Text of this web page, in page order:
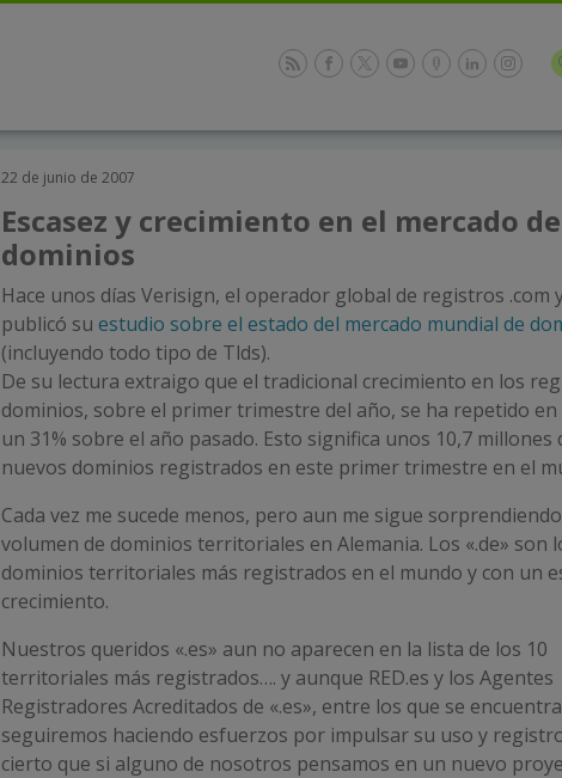
22 de junio de 2007
Escasez y crecimiento en el mercado de
dominios
Hace unos días Verisign, el operador global de registros .com
publicó su estudio sobre el estado del mercado mundial de
(incluyendo todo tipo de Tlds).
De su lectura extraigo que el tradicional crecimiento en los
dominios, sobre el primer trimestre del año, se ha repetido en
un 31% sobre el año pasado. Esto significa unos 10,7 millones
nuevos dominios registrados en este primer trimestre en el
Cada vez me sucede menos, pero aun me sigue
volumen de dominios territoriales en Alemania. Los «.de» son
dominios territoriales más registrados en el mundo y con un
crecimiento.
Nuestros queridos «.es» aun no aparecen en la lista de los 10
territoriales más registrados…. y aunque RED.es y los Agentes
Registradores Acreditados de «.es», entre los que se encuentra
seguiremos haciendo esfuerzos por impulsar su uso y
cierto que si alguno de nosotros pensamos en un nuevo